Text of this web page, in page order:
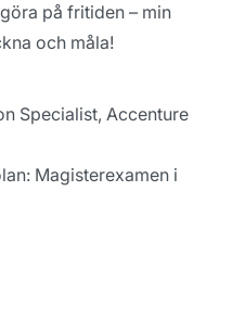
på fritiden – min
och måla!
Specialist, Accenture
Magisterexamen i